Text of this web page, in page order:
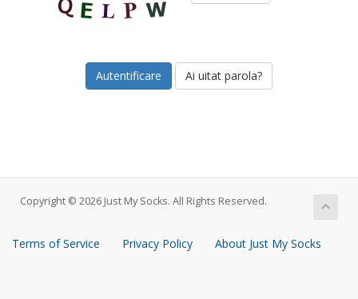
Ai uitat parola?
Copyright © 2026 Just My Socks. All Rights Reserved.
Terms of Service Privacy Policy About Just My Socks